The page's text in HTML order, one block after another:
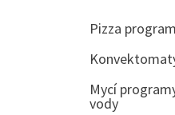
Pizza program
Mycí
vody